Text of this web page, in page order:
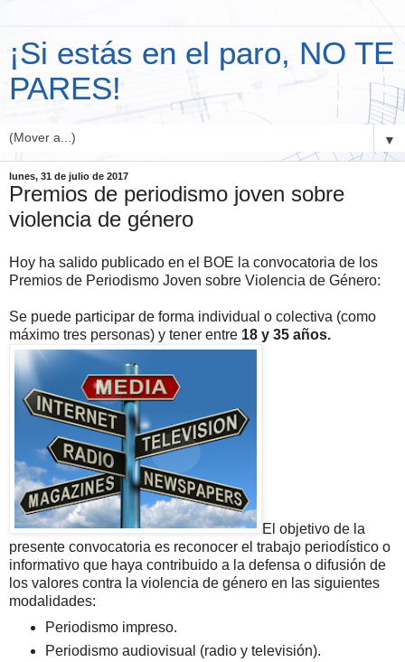
¡Si estás en el paro, NO TE
PARES!
▼
lunes, 31 de julio de 2017
Premios de periodismo joven sobre
violencia de género
Hoy ha salido publicado en el BOE la convocatoria de los
Premios de Periodismo Joven sobre Violencia de Género:
Se puede participar de forma individual o colectiva (como
máximo tres personas) y tener entre 18 y 35 años.
El objetivo de la
presente convocatoria es reconocer el trabajo periodístico o
informativo que haya contribuido a la defensa o difusión de
los valores contra la violencia de género en las siguientes
modalidades:
Periodismo impreso.
Periodismo audiovisual (radio y televisión).